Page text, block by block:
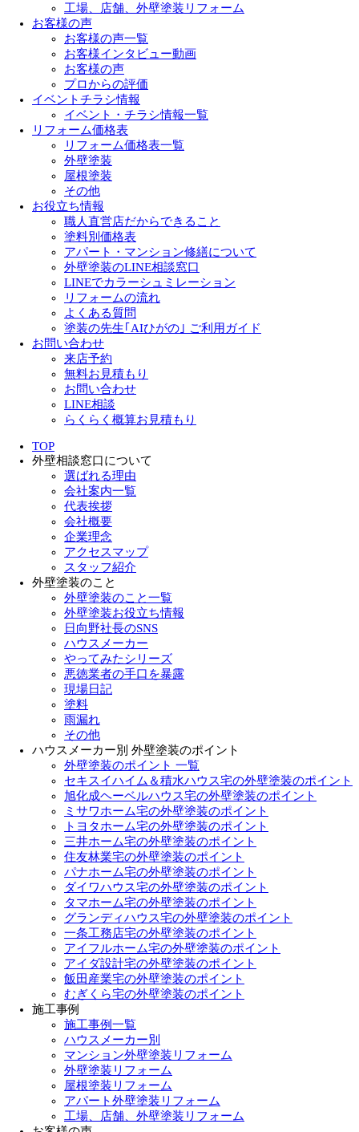
工場、店舗、外壁塗装リフォーム
お客様の声
お客様の声一覧
お客様インタビュー動画
お客様の声
プロからの評価
イベントチラシ情報
イベント・チラシ情報一覧
リフォーム価格表
リフォーム価格表一覧
外壁塗装
屋根塗装
その他
お役立ち情報
職人直営店だからできること
塗料別価格表
アパート・マンション修繕について
外壁塗装のLINE相談窓口
LINEでカラーシュミレーション
リフォームの流れ
よくある質問
塗装の先生｢AIひがの｣ ご利用ガイド
お問い合わせ
来店予約
無料お見積もり
お問い合わせ
LINE相談
らくらく概算お見積もり
TOP
外壁相談窓口について
選ばれる理由
会社案内一覧
代表挨拶
会社概要
企業理念
アクセスマップ
スタッフ紹介
外壁塗装のこと
外壁塗装のこと一覧
外壁塗装お役立ち情報
日向野社長のSNS
ハウスメーカー
やってみたシリーズ
悪徳業者の手口を暴露
現場日記
塗料
雨漏れ
その他
ハウスメーカー別 外壁塗装のポイント
外壁塗装のポイント 一覧
セキスイハイム＆積水ハウス宅の外壁塗装のポイント
旭化成ヘーベルハウス宅の外壁塗装のポイント
ミサワホーム宅の外壁塗装のポイント
トヨタホーム宅の外壁塗装のポイント
三井ホーム宅の外壁塗装のポイント
住友林業宅の外壁塗装のポイント
パナホーム宅の外壁塗装のポイント
ダイワハウス宅の外壁塗装のポイント
タマホーム宅の外壁塗装のポイント
グランディハウス宅の外壁塗装のポイント
一条工務店宅の外壁塗装のポイント
アイフルホーム宅の外壁塗装のポイント
アイダ設計宅の外壁塗装のポイント
飯田産業宅の外壁塗装のポイント
むぎくら宅の外壁塗装のポイント
施工事例
施工事例一覧
ハウスメーカー別
マンション外壁塗装リフォーム
外壁塗装リフォーム
屋根塗装リフォーム
アパート外壁塗装リフォーム
工場、店舗、外壁塗装リフォーム